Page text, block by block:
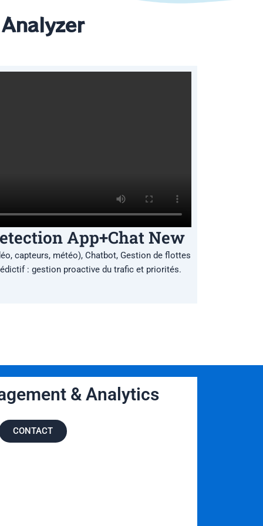
App+Chat New
capteurs, météo), Chatbot, Gestion de flottes
: gestion proactive du trafic et priorités.
& Analytics
CONTACT